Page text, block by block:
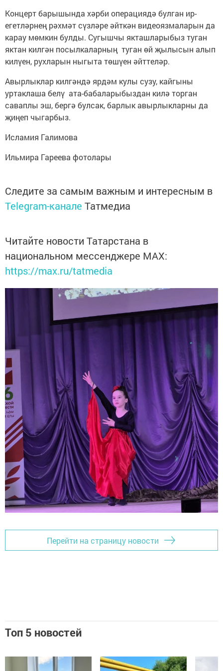
Концерт барышында хәрби операциядә булган ир-
егетләрнең рәхмәт сүзләре әйткән видеоязмаларын да
карау мөмкин булды. Сугышчы якташларыбыз туган
яктан килгән посылкаларның туган өй җылысын алып
килүен, рухларын ныгыта төшүен әйттеләр.
Авырлыклар килгәндә ярдәм кулы сузу, кайгыны
уртаклаша белү ата-бабаларыбыздан килә торган
саваплы эш, бергә булсак, барлык авырлыкларны да
җиңеп чыгарбыз.
Исламия Галимова
Ильмира Гареева фотолары
Следите за самым важным и интересным в
Telegram-канале Татмедиа
Читайте новости Татарстана в
национальном мессенджере MАХ:
https://max.ru/tatmedia
Перейти на страницу новости
Топ 5 новостей